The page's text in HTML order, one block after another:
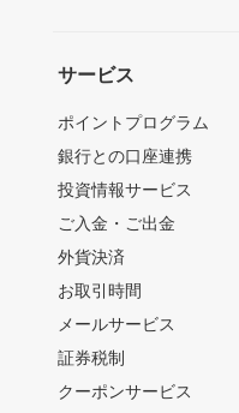
サービス
ポイントプログラム
銀行との口座連携
投資情報サービス
ご入金・ご出金
外貨決済
お取引時間
メールサービス
証券税制
クーポンサービス